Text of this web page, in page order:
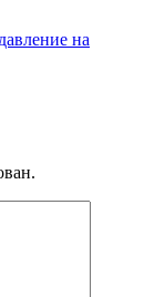
на